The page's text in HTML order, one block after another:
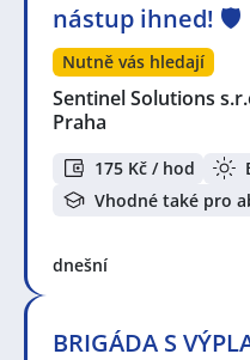
nástup ihned! 🛡️
Nutně vás hledají
Sentinel Solutions
Praha
175 Kč / hod
Vhodné také pro
dnešní
BRIGÁDA S